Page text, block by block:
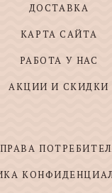
ДОСТАВКА
КАРТА САЙТА
РАБОТА У НАС
АКЦИИ И СКИДКИ
ПРАВА